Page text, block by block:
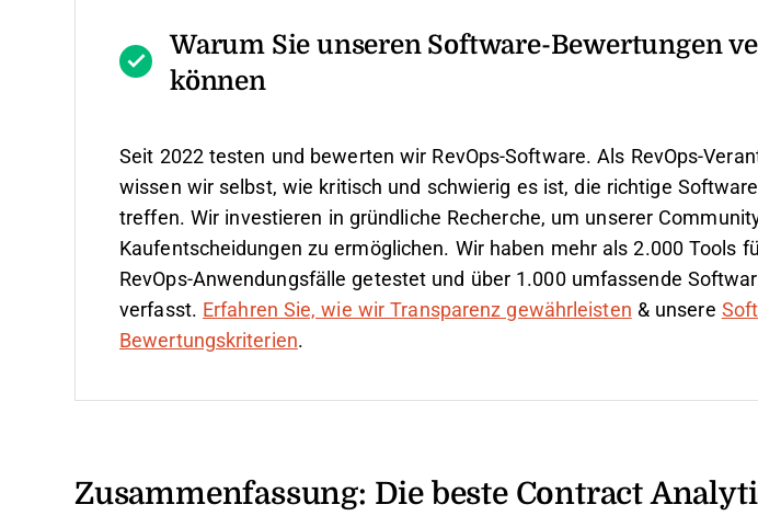
Warum Sie unseren Software-Bewertungen
können
Seit 2022 testen und bewerten wir RevOps-Software. Als RevOps-
wissen wir selbst, wie kritisch und schwierig es ist, die richtige
treffen. Wir investieren in gründliche Recherche, um unserer
Kaufentscheidungen zu ermöglichen. Wir haben mehr als 2.000 Tools
RevOps-Anwendungsfälle getestet und über 1.000 umfassende
verfasst. Erfahren Sie, wie wir Transparenz gewährleisten & unsere
Bewertungskriterien.
Zusammenfassung: Die beste Contract